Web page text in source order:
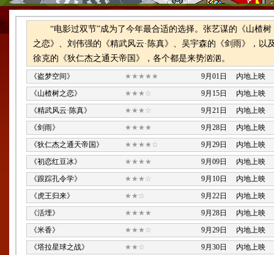
“电影过双节”成为了今年最合适的选择。张艺谋的《山楂树
之恋》、刘伟强的《精武风云·陈真》、吴宇森的《剑雨》，以
徐克的《狄仁杰之通天帝国》，各个都是来势汹汹。
《盗梦空间》 ★★★★★
9月01日 内地上映
《山楂树之恋》
★★★☆
9月15日 内地上映
《精武风云·陈真》
★★★☆
9月21日 内地上映
《剑雨》
★★★★
9月28日 内地上映
《狄仁杰之通天帝国》
★★★★☆
9月29日 内地上映
《初恋红豆冰》
★★★★
9月09日 内地上映
《跟踪孔令学》
★★★☆
9月10日 内地上映
《虎王归来》
★★☆
9月22日 内地上映
《活埋》
★★★★
9月28日 内地上映
《米香》
★★★☆
9月29日 内地上映
《塔拉星球之战》
★★☆
9月30日 内地上映